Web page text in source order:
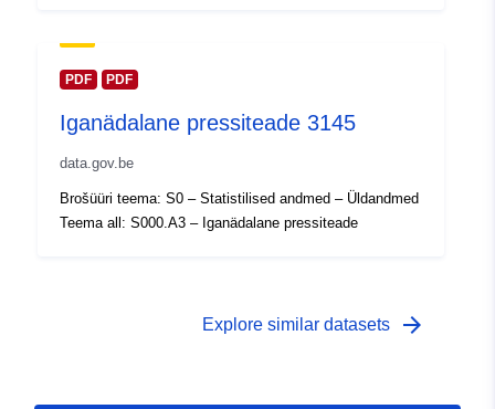
sed:
- 31 December 2006
PDF PDF
Iganädalane pressiteade 3145
data.gov.be
Brošüüri teema: S0 – Statistilised andmed – Üldandmed
Teema all: S000.A3 – Iganädalane pressiteade
Explore similar datasets arrow_forward